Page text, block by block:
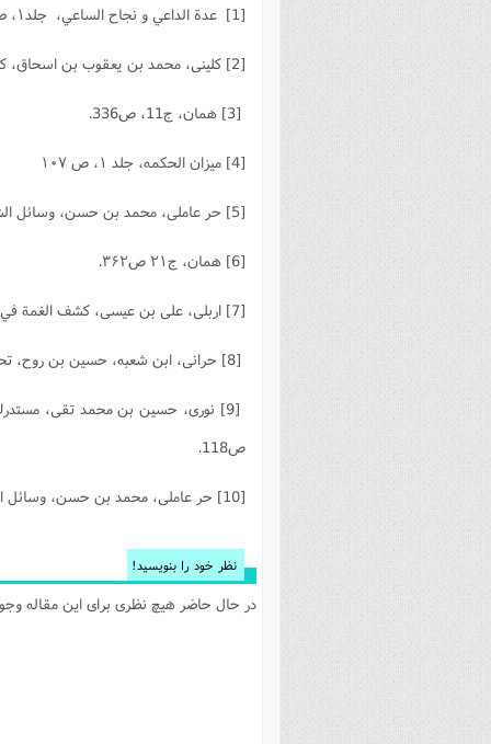
[1] عدة الداعي و نجاح الساعي، جلد۱، صفحه۳۳۲،
[2] كلينى، محمد بن يعقوب بن اسحاق، ‏كافي، قم‏: دار الحديث، ‏1429ق، ج ٥، ص٣٢٣.
[3] همان، ج11، ص336.
[4] میزان الحکمه، جلد ۱، ص ۱۰۷
[5] حر عاملى، محمد بن حسن‏، وسائل الشيعة، قم‏: مؤسسة آل البيت عليهم السلام، 1409ق، ج21، ص365.
[6] همان، ج۲۱ ص۳۶۲.
[7] اربلی، علی بن عیسی، کشف الغمة في معرفة الأئمة، جلد۲، صفحه۲۰۵، تبریز: بی‌‌نا، 1381ش.
[8] حرانی، ابن شعبه، حسین بن روح، تحف العقول، قم: جامعه‌ی مدرسین حوزه علمیه قم، 1404ق، ص382.
ص118.
[10] حر عاملى، محمد بن حسن‏، وسائل الشيعة، قم‏: مؤسسة آل البيت (عليهم‌السلام)، 1409ق، ج21، ص514.
نظر خود را بنویسید!
در حال حاضر هیچ نظری برای این مقاله